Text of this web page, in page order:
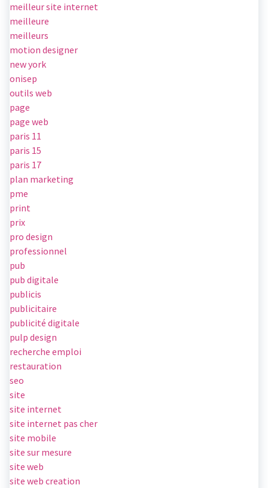
meilleur site internet
meilleure
meilleurs
motion designer
new york
onisep
outils web
page
page web
paris 11
paris 15
paris 17
plan marketing
pme
print
prix
pro design
professionnel
pub
pub digitale
publicis
publicitaire
publicité digitale
pulp design
recherche emploi
restauration
seo
site
site internet
site internet pas cher
site mobile
site sur mesure
site web
site web creation